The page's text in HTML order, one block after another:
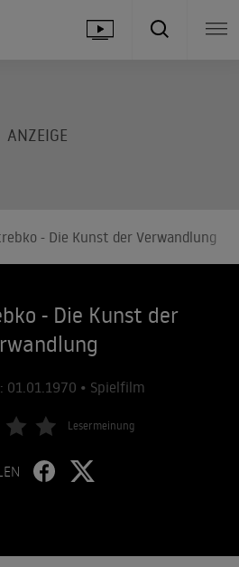
- Die Kunst der Verwandlung
- Die Kunst der
01.01.1970 • Spielfilm
Lesermeinung